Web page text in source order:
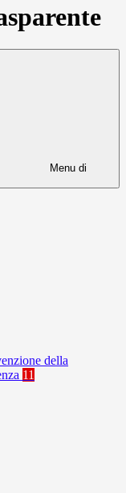
Menu di
della
11